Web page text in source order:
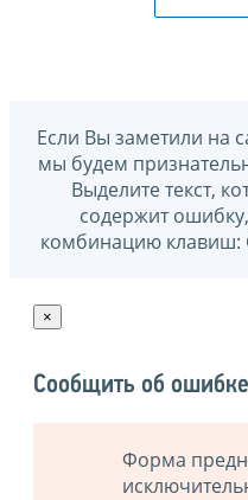
Если Вы заметили на
мы будем
Выделите текст,
содержит
комбинацию клавиш:
×
Сообщить об ошибке
Форма